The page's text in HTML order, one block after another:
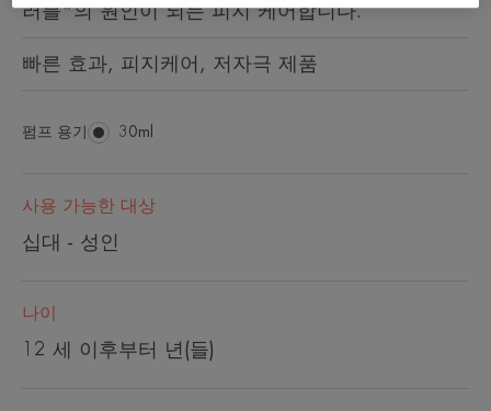
러블*의 원인이 되는 피지 케어합니다.
빠른 효과, 피지케어, 저자극 제품
펌프 용기
펌
30ml
사용 가능한 대상
십대 - 성인
나이
12 세 이후부터 년(들)